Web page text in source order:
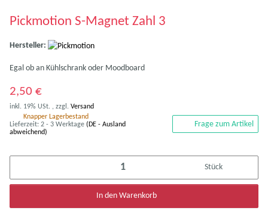
Pickmotion S-Magnet Zahl 3
Hersteller:
Egal ob an Kühlschrank oder Moodboard
2,50 €
inkl. 19% USt. , zzgl. Versand
Knapper Lagerbestand
Lieferzeit: 2 - 3 Werktage (DE - Ausland
abweichend)
Frage zum Artikel
Stück
In den Warenkorb